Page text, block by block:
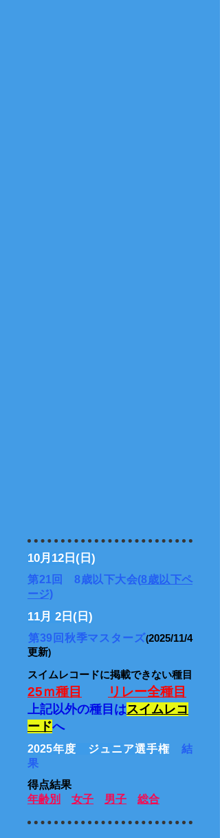
10月12日(日)
第21回 8歳以下大会(8歳以下ペ
ージ)
11月 2日(日)
​第39回秋季マスターズ(2025/11/4
更新)
スイムレコードに掲載できない種目
25ｍ種目 リレー全種目
上記以外の種目はスイムレコ
ードへ
2025年度 ジュニア選手権 結
果
得点結果
年齢別
女子 男子 総合